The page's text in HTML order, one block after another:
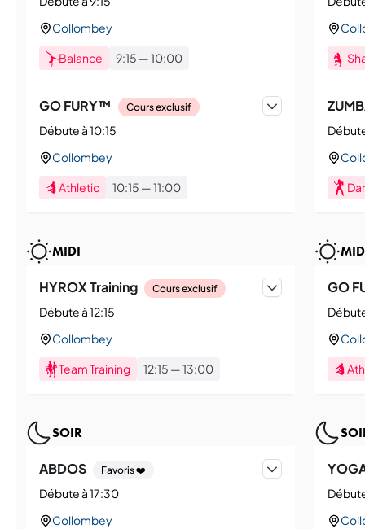
Collombey
Balance 9:15 —10:00
GO FURY™ Cours exclusif
Débute à 10:15
Collombey
Athletic 10:15 —11:00
MIDI
HYROX Training Cours exclusif
Débute à 12:15
Collombey
Team Training 12:15 —13:00
SOIR
ABDOS Favoris ❤️
Débute à 17:30
Collombey
GO